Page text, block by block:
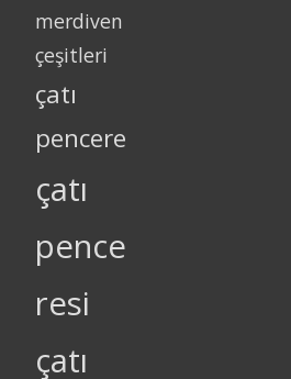
merdiven
çeşitleri
çatı
pencere
çatı
pence
resi
çatı